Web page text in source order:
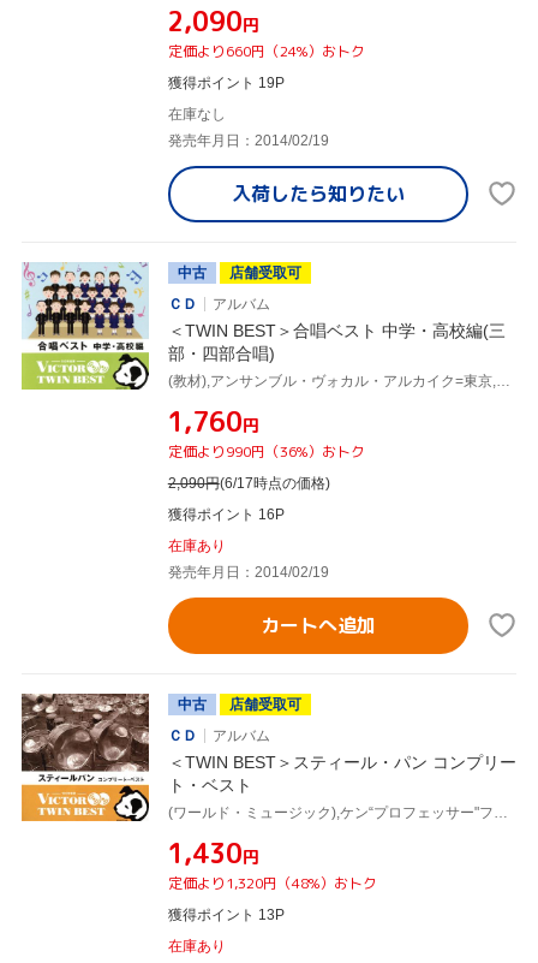
¥2,090円
定価より660円（24%）おトク
獲得ポイント 19P
在庫なし
発売年月日：2014/02/19
入荷したら知りたい
中古
店舗受取可
ＣＤ
アルバム
＜TWIN BEST＞合唱ベスト 中学・高校編(三
部・四部合唱)
¥1,760円
定価より990円（36%）おトク
2,090円(6/17時点の価格)
獲得ポイント 16P
在庫あり
発売年月日：2014/02/19
カートへ追加
中古
店舗受取可
ＣＤ
アルバム
＜TWIN BEST＞スティール・パン コンプリー
ト・ベスト
¥1,430円
定価より1,320円（48%）おトク
獲得ポイント 13P
在庫あり